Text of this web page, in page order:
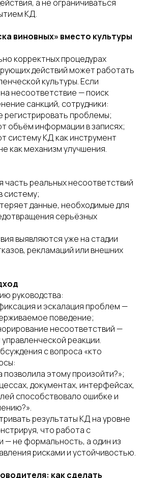
а не ограничиваться
КД.
виновных» вместо культуры
корректных процедурах
действий может работать
культуры. Если
несоответствие — поиск
санкций, сотрудники:
регистрировать проблемы;
объём информации в записях;
систему КД как инструмент
как механизм улучшения.
часть реальных несоответствий
систему;
данные, необходимые для
серьёзных
выявляются уже на стадии
рекламаций или внешних
руководства:
и эскалация проблем —
поведение;
несоответствий —
реакции.
с вопроса «кто
этому произойти?»;
документах, интерфейсах,
способствовало ошибке и
результаты КД на уровне
что работа с
— не формальность, а один из
рисками и устойчивостью.
как сделать